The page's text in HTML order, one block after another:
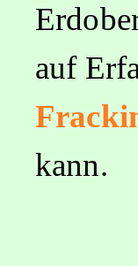
auf
kann.